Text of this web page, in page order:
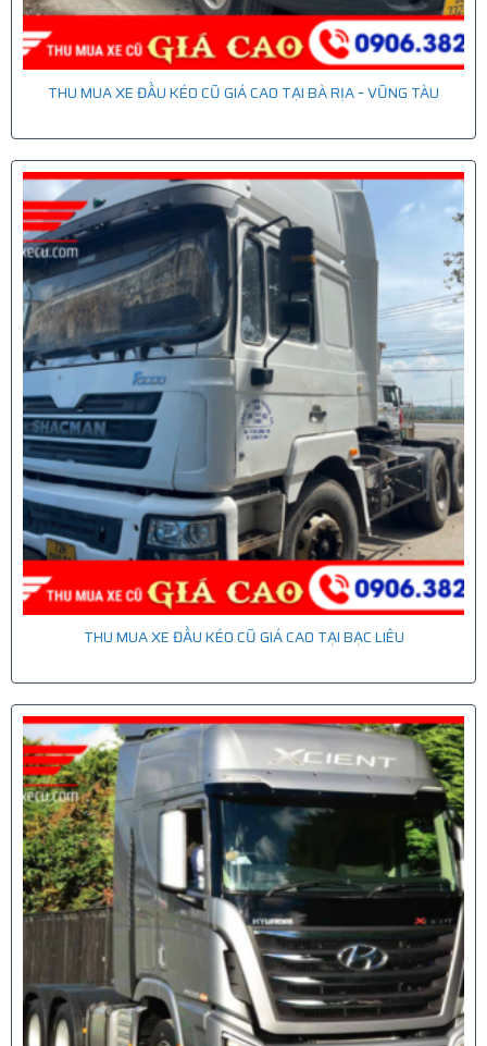
THU MUA XE ĐẦU KÉO CŨ GIÁ CAO TẠI BÀ RỊA – VŨNG TÀU
THU MUA XE ĐẦU KÉO CŨ GIÁ CAO TẠI BẠC LIÊU